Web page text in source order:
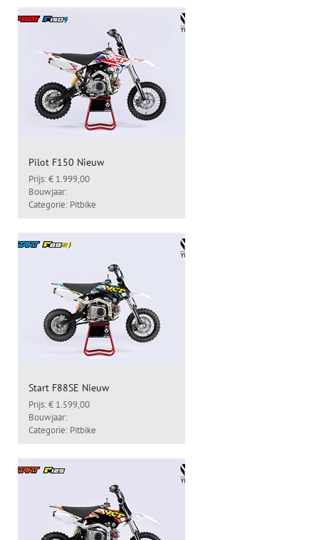
Pilot F150 Nieuw
Prijs: € 1.999,00
Bouwjaar:
Categorie: Pitbike
Start F88SE Nieuw
Prijs: € 1.599,00
Bouwjaar:
Categorie: Pitbike